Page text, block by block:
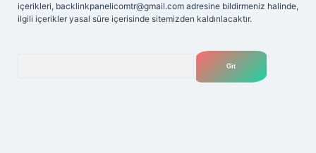
içerikleri, backlinkpanelicomtr@gmail.com adresine bildirmeniz halinde,
ilgili içerikler yasal süre içerisinde sitemizden kaldırılacaktır.